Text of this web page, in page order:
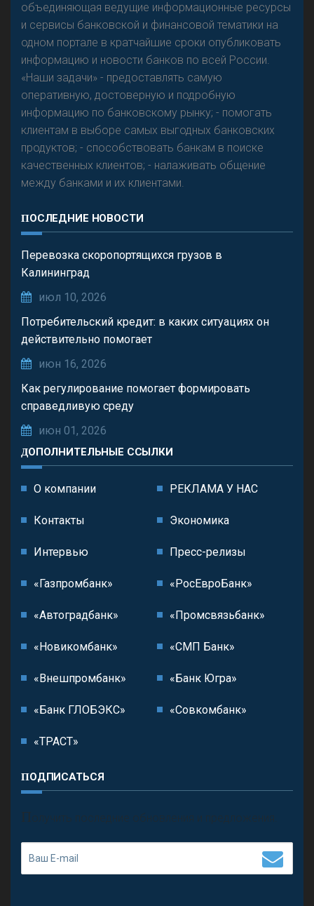
Резкого разворота на рынке автокредитов не
предвидится - «Интервью»
объединяющая ведущие информационные ресурсы
и сервисы банковской и финансовой тематики на
одном портале в кратчайшие сроки опубликовать
информацию и новости банков по всей России.
«Наши задачи» - предоставлять самую
оперативную, достоверную и подробную
информацию по банковскому рынку; - помогать
клиентам в выборе самых выгодных банковских
продуктов; - способствовать банкам в поиске
качественных клиентов; - налаживать общение
между банками и их клиентами.
ПОСЛЕДНИЕ НОВОСТИ
Перевозка скоропортящихся грузов в
Калининград
июл 10, 2026
Потребительский кредит: в каких ситуациях он
действительно помогает
июн 16, 2026
Как регулирование помогает формировать
справедливую среду
июн 01, 2026
ДОПОЛНИТЕЛЬНЫЕ ССЫЛКИ
О компании РЕКЛАМА У НАС
Контакты Экономика
Интервью Пресс-релизы
«Газпромбанк» «РосЕвроБанк»
«Автоградбанк» «Промсвязьбанк»
«Новикомбанк» «СМП Банк»
«Внешпромбанк» «Банк Югра»
«Банк ГЛОБЭКС» «Совкомбанк»
«ТРАСТ»
ПОДПИСАТЬСЯ
П олучить последние обновления и предложения.